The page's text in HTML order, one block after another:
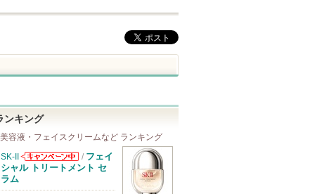
ンキング
容液・フェイスクリームなど ランキング
SK-II
SK-IIからのお
/ フェイ
シャル トリートメント セ
ラム